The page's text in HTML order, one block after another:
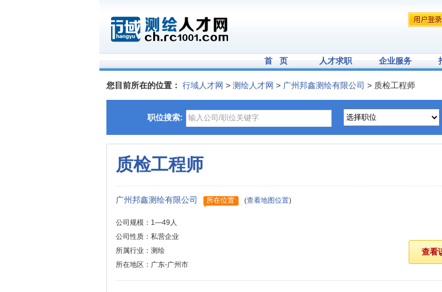
首 页 人才求职 企业服务
您目前所在的位置： 行域人才网 > 测绘人才网 > 广州邦鑫测绘有限公司 > 质检工程师
职位搜索:
质检工程师
广州邦鑫测绘有限公司 所在位置 (查看地图位置)
公司规模：1—49人
公司性质：私营企业
所属行业：测绘
所在地区：广东-广州市